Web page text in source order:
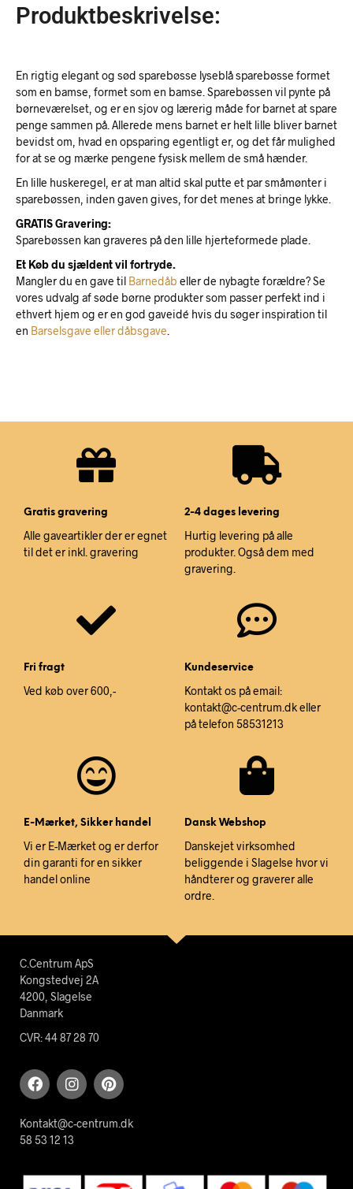
Produktbeskrivelse:
En rigtig elegant og sød sparebøsse lyseblå sparebøsse formet
som en bamse, formet som en bamse. Sparebøssen vil pynte på
børneværelset, og er en sjov og lærerig måde for barnet at spare
penge sammen på. Allerede mens barnet er helt lille bliver barnet
bevidst om, hvad en opsparing egentligt er, og det får mulighed
for at se og mærke pengene fysisk mellem de små hænder.
En lille huskeregel, er at man altid skal putte et par småmønter i
sparebøssen, inden gaven gives, for det menes at bringe lykke.
GRATIS Gravering:
Sparebøssen kan graveres på den lille hjerteformede plade.
Et Køb du sjældent vil fortryde.
Mangler du en gave til Barnedåb eller de nybagte forældre? Se
vores udvalg af søde børne produkter som passer perfekt ind i
ethvert hjem og er en god gaveidé hvis du søger inspiration til
en Barselsgave eller dåbsgave
Gratis gravering
Alle gaveartikler der er egnet
til det er inkl. gravering
2-4 dages levering
Hurtig levering på alle
produkter. Også dem med
gravering.
Fri fragt
Ved køb over 600,-
Kundeservice
Kontakt os på email:
kontakt@c-centrum.dk eller
på telefon 58531213
E-Mærket, Sikker handel
Vi er E-Mærket og er derfor
din garanti for en sikker
handel online
Dansk Webshop
Danskejet virksomhed
beliggende i Slagelse hvor vi
håndterer og graverer alle
ordre.
C.Centrum ApS
Kongstedvej 2A
4200, Slagelse
Danmark
CVR: 44 87 28 70
Kontakt@c-centrum.dk
58 53 12 13